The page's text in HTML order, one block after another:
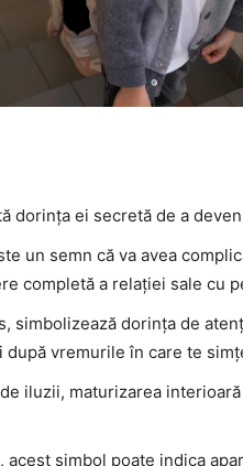
dorința ei secretă de a
un semn că va avea
completă a relației sale cu
simbolizează dorința de
vremurile în care te
iluzii, maturizarea
, acest simbol poate indica